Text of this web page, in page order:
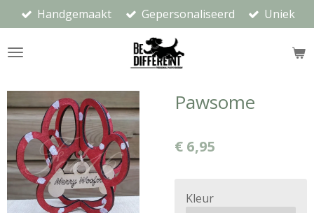
direct
naar
Handgemaakt Gepersonaliseerd Uniek
Pawsome
€ 6,95
Kleur